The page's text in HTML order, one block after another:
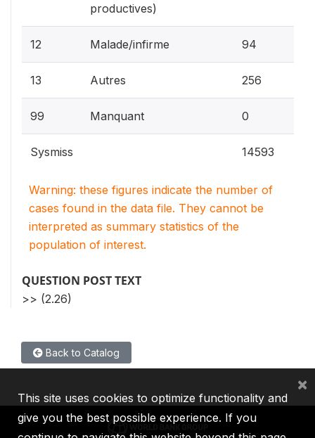
productives)
12 Malade/infirme 94
13 Autres 256
99 Manquant 0
Sysmiss 14593
Warning: these figures indicate the number of
cases found in the data file. They cannot be
interpreted as summary statistics of the
population of interest.
QUESTION POST TEXT
>> (2.26)
Back to Catalog
This site uses cookies to optimize functionality and
give you the best possible experience. If you
×